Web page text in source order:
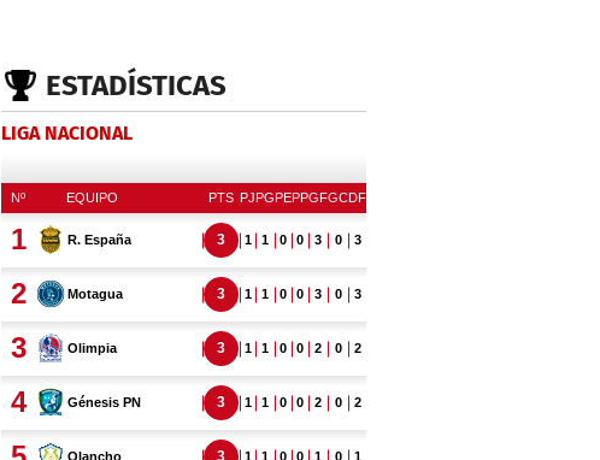
ESTADÍSTICAS
LIGA NACIONAL